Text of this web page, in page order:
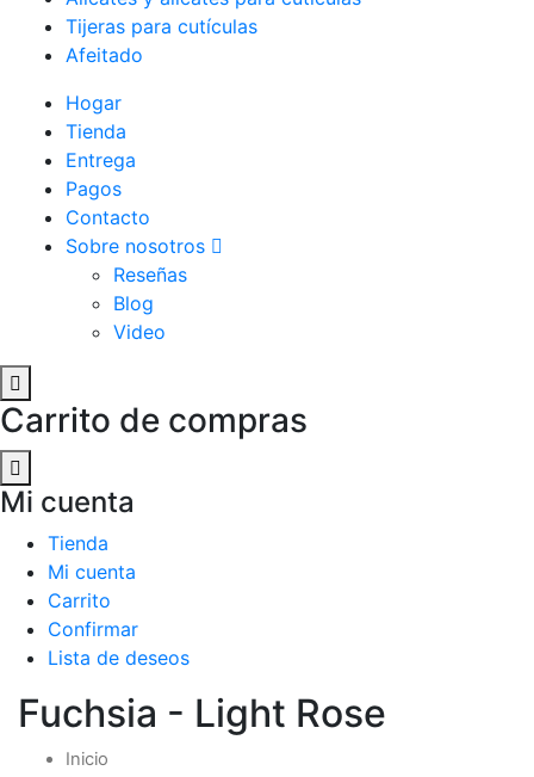
Tijeras para cutículas
Afeitado
Hogar
Tienda
Entrega
Pagos
Contacto
Sobre nosotros
Reseñas
Blog
Video
Carrito de compras
Mi cuenta
Tienda
Mi cuenta
Carrito
Confirmar
Lista de deseos
Fuchsia - Light Rose
Inicio